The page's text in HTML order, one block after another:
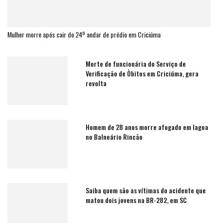
Mulher morre após cair do 24º andar de prédio em Criciúma
Morte de funcionária do Serviço de
Verificação de Òbitos em Criciúma, gera
revolta
Homem de 28 anos morre afogado em lagoa
no Balneário Rincão
Saiba quem são as vítimas do acidente que
matou dois jovens na BR-282, em SC